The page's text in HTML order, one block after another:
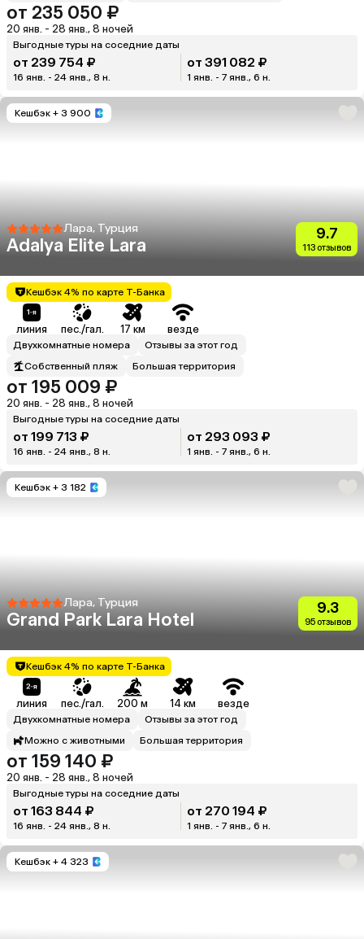
от 235 050 ₽
20 янв. - 28 янв., 8 ночей
Выгодные туры на соседние даты
от 239 754 ₽
16 янв. - 24 янв., 8 н.
от 391 082 ₽
1 янв. - 7 янв., 6 н.
Кешбэк + 3 900
Лара, Турция
Adalya Elite Lara
9.7
113 отзывов
Кешбэк 4% по карте Т-Банка
линия пес./гал. 17 км везде
Двухкомнатные номера
Отзывы за этот год
Собственный пляж
Большая территория
от 195 009 ₽
20 янв. - 28 янв., 8 ночей
Выгодные туры на соседние даты
от 199 713 ₽
16 янв. - 24 янв., 8 н.
от 293 093 ₽
1 янв. - 7 янв., 6 н.
Кешбэк + 3 182
Лара, Турция
Grand Park Lara Hotel
9.3
95 отзывов
Кешбэк 4% по карте Т-Банка
линия пес./гал. 200 м 14 км везде
Двухкомнатные номера
Отзывы за этот год
Можно с животными
Большая территория
от 159 140 ₽
20 янв. - 28 янв., 8 ночей
Выгодные туры на соседние даты
от 163 844 ₽
16 янв. - 24 янв., 8 н.
от 270 194 ₽
1 янв. - 7 янв., 6 н.
Кешбэк + 4 323